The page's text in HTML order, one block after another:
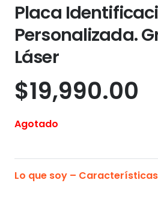
Placa
Personalizada.
Láser
$19,990.00
Agotado
Lo que soy – Características